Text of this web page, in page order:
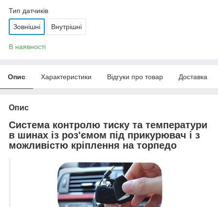
Тип датчиків
Зовнішні Внутрішні
В наявності
Опис Характеристики Відгуки про товар Доставка
Опис
Система контролю тиску та температури
в шинах із роз'ємом під прикурювач і з
можливістю кріплення на торпедо